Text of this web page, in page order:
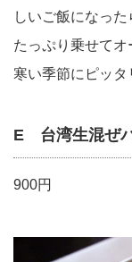
しいご飯になっ
たっぷり乗せてオ
寒い季節にピッタ
E 台湾生混ぜ
900円